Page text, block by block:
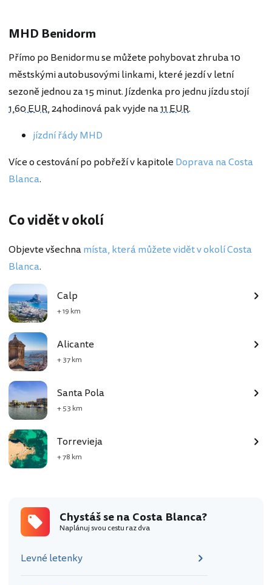
MHD Benidorm
Přímo po Benidormu se můžete pohybovat zhruba 10
městskými autobusovými linkami, které jezdí v letní
sezoně jednou za 15 minut. Jízdenka pro jednu jízdu stojí
1,60 EUR, 24hodinová pak vyjde na11 EUR.
jízdní řády MHD
Více o cestování po pobřeží v kapitole Doprava na Costa
Blanca.
Co vidět v okolí
Objevte všechnamísta, která můžete vidět v okolí Costa
Blanca.
Calp
+ 19 km
Alicante
+ 37 km
Santa Pola
+ 53 km
Torrevieja
+ 78 km
Chystáš se na Costa Blanca?
Naplánuj svou cestu raz dva
Levné letenky